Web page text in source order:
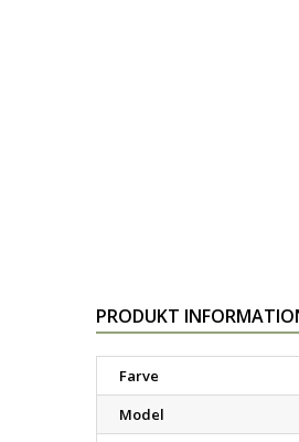
PRODUKT
Farve
Model